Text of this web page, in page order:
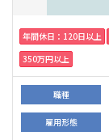
年間休日：120日以上
350万円以上
職種
雇用形態